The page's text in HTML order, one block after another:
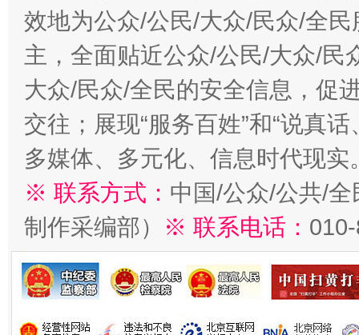
效地为公众/公民/大众/民众/全
主，全面贴近公众/公民/大众/民
大众/民众/全民的安全信息，促
交往；展现“服务百姓”和“说真
多媒体、多元化、信息时代现实
※ 联系方式： 中国/公众/公共/
制作采编部）
※ 联系电话：